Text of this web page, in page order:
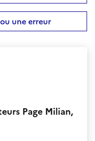
une erreur
Page Milian,